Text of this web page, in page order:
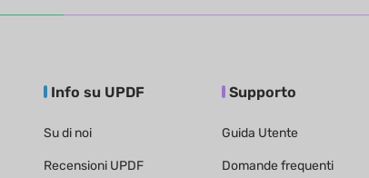
Info su UPDF
Su di noi
Recensioni UPDF
Supporto
Guida Utente
Domande frequenti